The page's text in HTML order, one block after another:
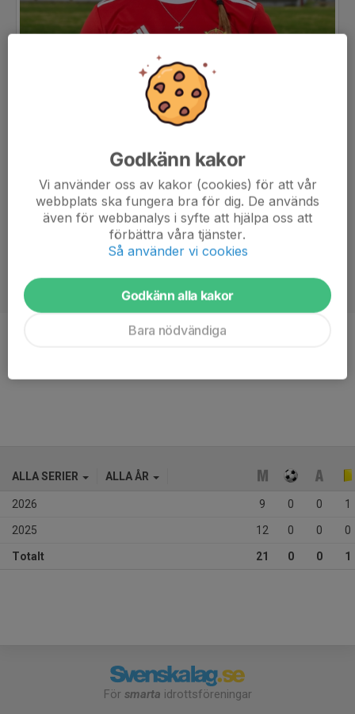
ALLA SERIER ALLA ÅR
2026 9 0 0 1
2025 12 0 0 0
Totalt 21 0 0 1
För smarta idrottsföreningar
Godkänn kakor
Vi använder oss av kakor (cookies) för att vår
webbplats ska fungera bra för dig. De används
även för webbanalys i syfte att hjälpa oss att
förbättra våra tjänster.
Så använder vi cookies
Godkänn alla kakor
Bara nödvändiga